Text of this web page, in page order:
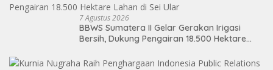
7 Agustus 2026
BBWS Sumatera II Gelar Gerakan Irigasi
Bersih, Dukung Pengairan 18.500 Hektare